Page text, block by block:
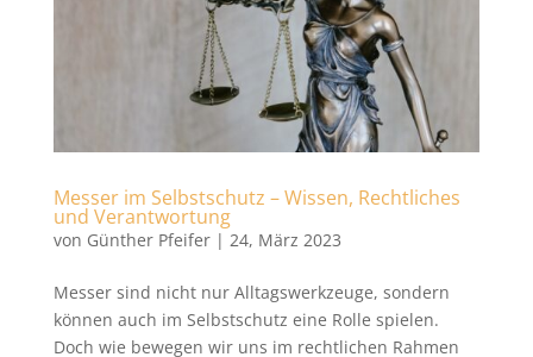
Messer im Selbstschutz – Wissen, Rechtliches
und Verantwortung
von Günther Pfeifer| 24, März 2023
Messer sind nicht nur Alltagswerkzeuge, sondern
können auch im Selbstschutz eine Rolle spielen.
Doch wie bewegen wir uns im rechtlichen Rahmen